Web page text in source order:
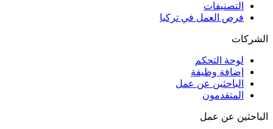
التصنيفات
فرص العمل في تركيا
الشركات
لوحة التحكم
إضافة وظيفة
الباحثين عن عمل
المتقدمون
الباحثين عن عمل